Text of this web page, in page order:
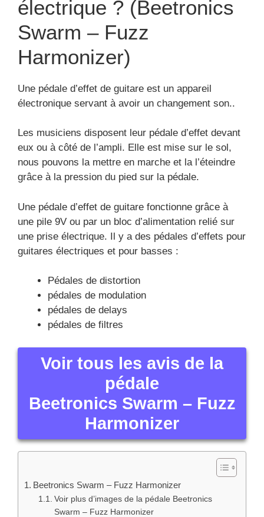
électrique ? (Beetronics
Swarm – Fuzz
Harmonizer)
Une pédale d’effet de guitare est un appareil
électronique servant à avoir un changement son..
Les musiciens disposent leur pédale d’effet devant
eux ou à côté de l’ampli. Elle est mise sur le sol,
nous pouvons la mettre en marche et la l’éteindre
grâce à la pression du pied sur la pédale.
Une pédale d’effet de guitare fonctionne grâce à
une pile 9V ou par un bloc d’alimentation relié sur
une prise électrique. Il y a des pédales d’effets pour
guitares électriques et pour basses :
Pédales de distortion
pédales de modulation
pédales de delays
pédales de filtres
Voir tous les avis de la
pédale
Beetronics Swarm – Fuzz
Harmonizer
Beetronics Swarm – Fuzz Harmonizer
Voir plus d’images de la pédale Beetronics
Swarm – Fuzz Harmonizer